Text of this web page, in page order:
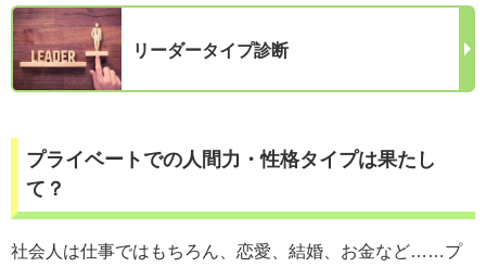
リーダータイプ診断
プライベートでの人間力・性格タイプは果たし
て？
社会人は仕事ではもちろん、恋愛、結婚、お金など……プ